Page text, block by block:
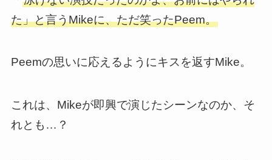
た」と言うMikeに、ただ笑ったPeem。
Peemの思いに応えるようにキスを返すMike。
これは、Mikeが即興で演じたシーンなのか、そ
れとも…？